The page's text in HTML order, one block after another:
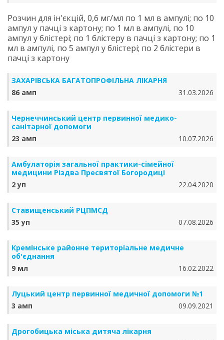
Розчин для ін'єкцій, 0,6 мг/мл по 1 мл в ампулі; по 10
ампул у пачці з картону; по 1 мл в ампулі, по 10
ампул у блістері; по 1 блістеру в пачці з картону; по 1
мл в ампулі, по 5 ампул у блістері; по 2 блістери в
пачці з картону
ЗАХАРІВСЬКА БАГАТОПРОФІЛЬНА ЛІКАРНЯ
86 амп
31.03.2026
Чернеччинський центр первинної медико-
санітарної допомоги
23 амп
10.07.2026
Амбулаторія загальної практики-сімейної
медицини Різдва Пресвятої Богородиці
2 уп
22.04.2020
Ставищенський РЦПМСД
35 уп
07.08.2026
Кремінське районне територіальне медичне
об'єднання
9 мл
16.02.2022
Луцький центр первинної медичної допомоги №1
3 амп
09.09.2021
Дрогобицька міська дитяча лікарня